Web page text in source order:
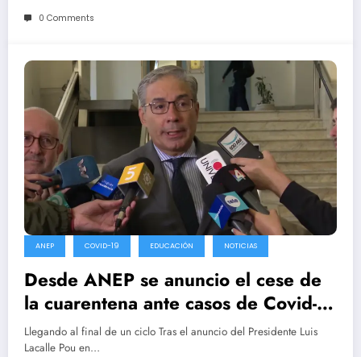
0 Comments
ANEP COVID-19 EDUCACIÓN NOTICIAS
Desde ANEP se anuncio el cese de
la cuarentena ante casos de Covid-
19 y uso de tapabocas recomendado
Llegando al final de un ciclo Tras el anuncio del Presidente Luis
Lacalle Pou en…